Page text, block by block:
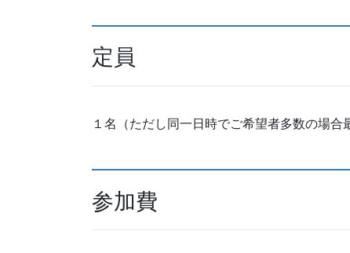
定員
１名（ただし同一日時でご希望者多数の場合
参加費